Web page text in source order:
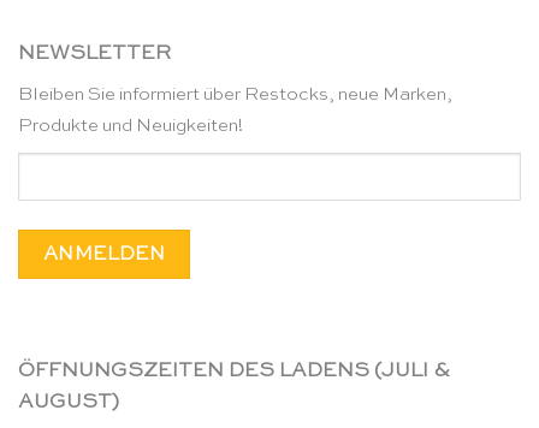
NEWSLETTER
Bleiben Sie informiert über Restocks, neue Marken,
Produkte und Neuigkeiten!
ÖFFNUNGSZEITEN DES LADENS (JULI &
AUGUST)